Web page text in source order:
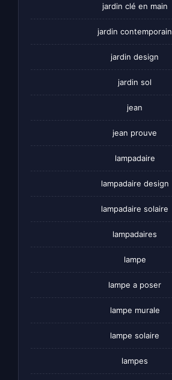
jardin clé en main
jardin contemporain
jardin design
jardin sol
jean
jean prouve
lampadaire
lampadaire design
lampadaire solaire
lampadaires
lampe
lampe a poser
lampe murale
lampe solaire
lampes